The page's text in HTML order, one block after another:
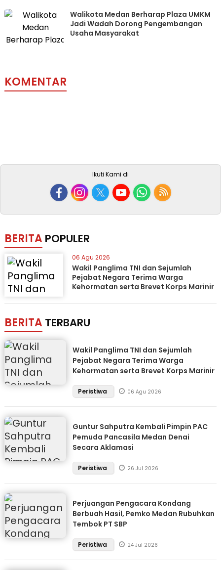
Walikota Medan Berharap Plaza UMKM
Jadi Wadah Dorong Pengembangan
Usaha Masyarakat
KOMENTAR
Ikuti Kami di
BERITA POPULER
06 Agu 2026
Wakil Panglima TNI dan Sejumlah
Pejabat Negara Terima Warga
Kehormatan serta Brevet Korps Marinir
BERITA TERBARU
Wakil Panglima TNI dan Sejumlah
Pejabat Negara Terima Warga
Kehormatan serta Brevet Korps Marinir
Peristiwa 06 Agu 2026
Guntur Sahputra Kembali Pimpin PAC
Pemuda Pancasila Medan Denai
Secara Aklamasi
Peristiwa 26 Jul 2026
Perjuangan Pengacara Kondang
Berbuah Hasil, Pemko Medan Rubuhkan
Tembok PT SBP
Peristiwa 24 Jul 2026